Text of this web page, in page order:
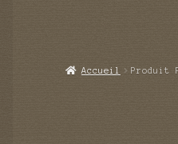
Accueil Produit